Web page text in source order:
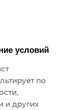
условий
по
и других